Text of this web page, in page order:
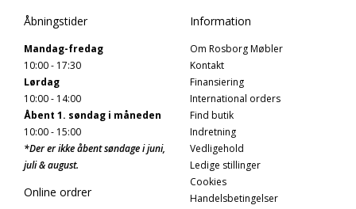
Åbningstider
Mandag-fredag
10:00 - 17:30
Lørdag
10:00 - 14:00
Åbent 1. søndag i måneden
10:00 - 15:00
*Der er ikke åbent søndage i juni,
juli & august.
Online ordrer
Information
Om Rosborg Møbler
Kontakt
Finansiering
International orders
Find butik
Indretning
Vedligehold
Ledige stillinger
Cookies
Handelsbetingelser